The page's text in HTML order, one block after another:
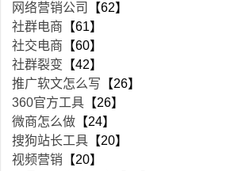
网络营销公司
【62】
社群电商 【61】
社交电商 【60】
社群裂变 【42】
推广软文怎么写 【26】
360官方工具 【26】
微商怎么做 【24】
搜狗站长工具 【20】
视频营销 【20】